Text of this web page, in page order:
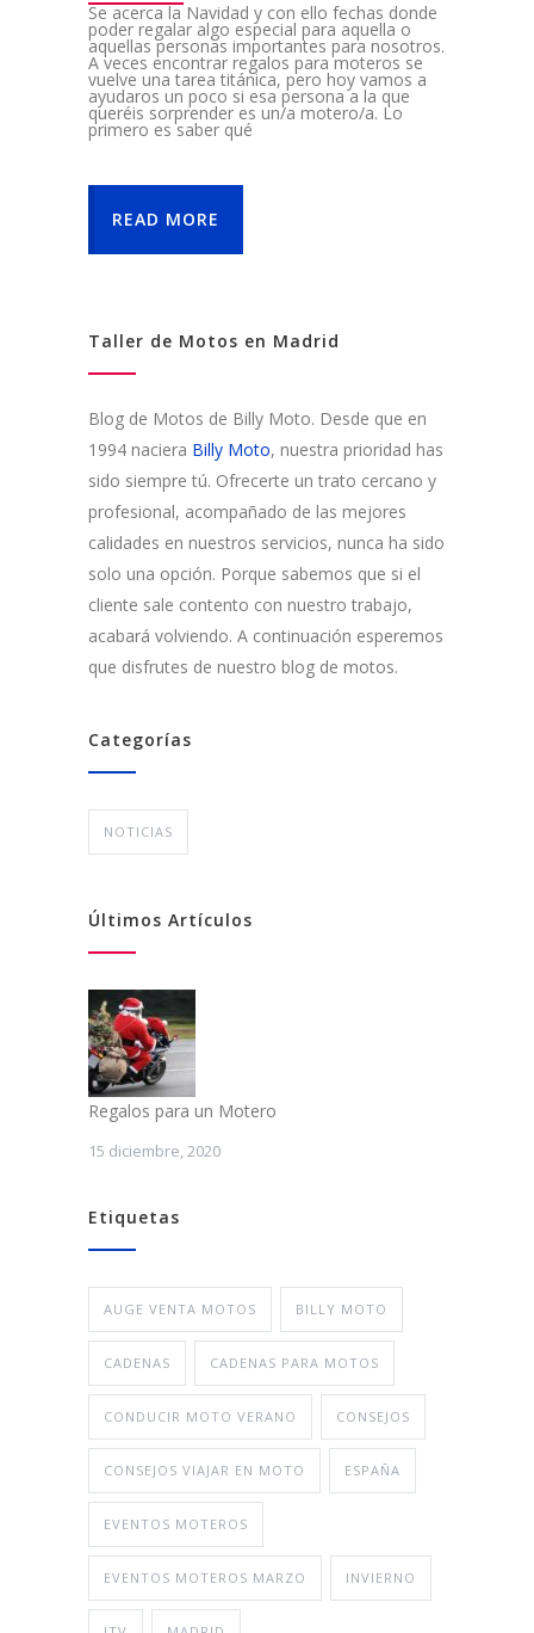
Se acerca la Navidad y con ello fechas donde
poder regalar algo especial para aquella o
aquellas personas importantes para nosotros.
A veces encontrar regalos para moteros se
vuelve una tarea titánica, pero hoy vamos a
ayudaros un poco si esa persona a la que
queréis sorprender es un/a motero/a. Lo
primero es saber qué
READ MORE
Taller de Motos en Madrid
Blog de Motos de Billy Moto. Desde que en
1994 naciera Billy Moto, nuestra prioridad has
sido siempre tú. Ofrecerte un trato cercano y
profesional, acompañado de las mejores
calidades en nuestros servicios, nunca ha sido
solo una opción. Porque sabemos que si el
cliente sale contento con nuestro trabajo,
acabará volviendo. A continuación esperemos
que disfrutes de nuestro blog de motos.
Categorías
NOTICIAS
Últimos Artículos
Regalos para un Motero
15 diciembre, 2020
Etiquetas
AUGE VENTA MOTOS BILLY MOTO
CADENAS CADENAS PARA MOTOS
CONDUCIR MOTO VERANO CONSEJOS
CONSEJOS VIAJAR EN MOTO ESPAÑA
EVENTOS MOTEROS
EVENTOS MOTEROS MARZO INVIERNO